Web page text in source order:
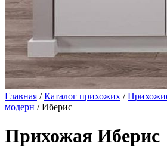
Главная /Каталог прихожих /
модерн / Иберис
Прихожая Иберис